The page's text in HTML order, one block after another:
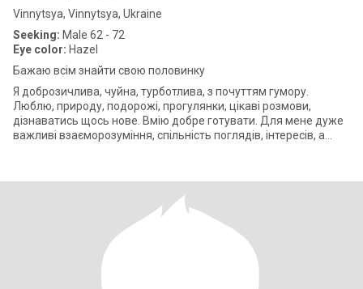
Vinnytsya, Vinnytsya, Ukraine
Seeking: Male 62 - 72
Eye color: Hazel
Бажаю всім знайти свою половинку
Я доброзичлива, чуйна, турботлива, з почуттям гумору.
Люблю, природу, подорожі, прогулянки, цікаві розмови,
дізнаватись щось нове. Вмію добре готувати. Для мене дуже
важливі взаєморозуміння, спільність поглядів, інтересів, а